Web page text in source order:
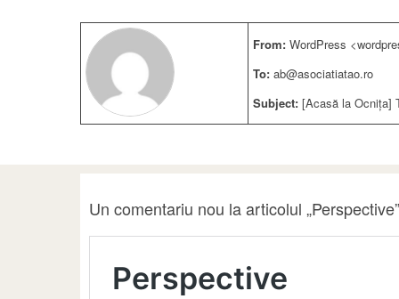
From: WordPress
To: ab@asociatiatao.ro
Subject: [Acasă la Ocnița]
Un comentariu nou la articolul